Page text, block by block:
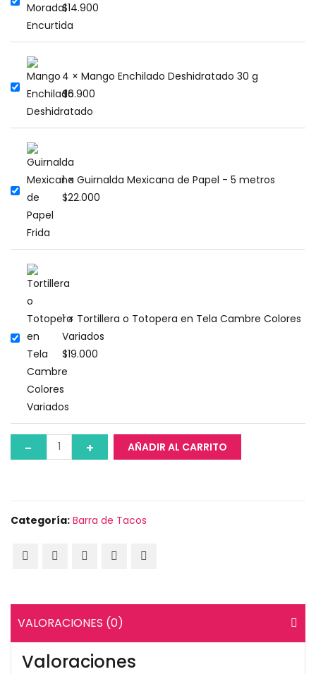
$14.900
4 × Mango Enchilado Deshidratado 30 g
$6.900
1 × Guirnalda Mexicana de Papel - 5 metros
$22.000
1 × Tortillera o Totopera en Tela Cambre Colores
Variados
$19.000
AÑADIR AL CARRITO
Categoría: Barra de Tacos
VALORACIONES (0)
Valoraciones